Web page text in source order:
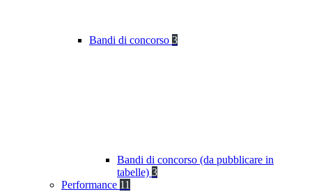
Bandi di concorso 3
Bandi di concorso (da pubblicare in
tabelle) 3
Performance 11